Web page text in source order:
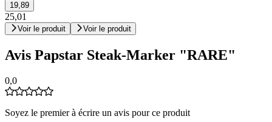
19,89
25,01
Voir le produit Voir le produit
Avis Papstar Steak-Marker "RARE"
0,0
Soyez le premier à écrire un avis pour ce produit